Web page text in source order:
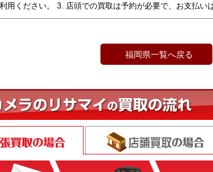
用ください。 3. 店頭での買取は予約が必要で、お支払い
福岡県一覧へ戻る